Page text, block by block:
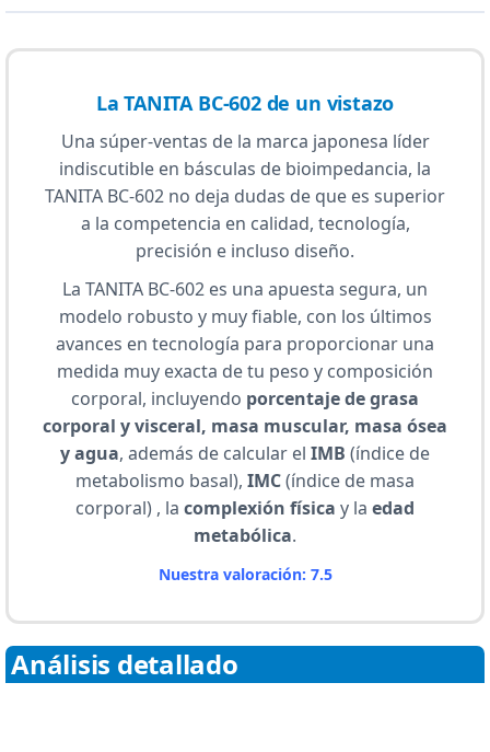
La TANITA BC-602 de un vistazo
Una súper-ventas de la marca japonesa líder
indiscutible en básculas de bioimpedancia, la
TANITA BC-602 no deja dudas de que es superior
a la competencia en calidad, tecnología,
precisión e incluso diseño.
La TANITA BC-602 es una apuesta segura, un
modelo robusto y muy fiable, con los últimos
avances en tecnología para proporcionar una
medida muy exacta de tu peso y composición
corporal, incluyendo porcentaje de grasa
corporal y visceral, masa muscular, masa ósea
y agua, además de calcular el IMB (índice de
metabolismo basal), IMC(índice de masa
corporal) , la complexión física y la edad
metabólica.
Nuestra valoración: 7.5
Análisis detallado